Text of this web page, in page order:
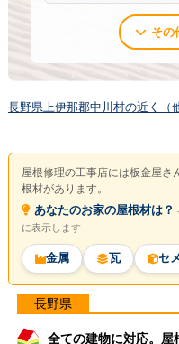
その
長野県上伊那郡中川村の近く（
屋根修理の工事店には板金屋さ
根材があります。
あなたのお家の屋根材は？
に表示します
金属 瓦 セ
長野県
全ての建物に対応。屋